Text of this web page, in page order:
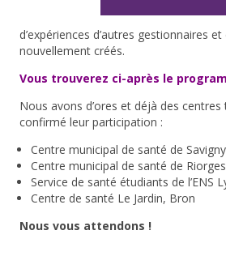
d’expériences d’autres gestionnaires
nouvellement créés.
Vous trouverez ci-après le
Nous avons d’ores et déjà des
confirmé leur participation :
Centre municipal de santé de Savigny
Centre municipal de santé de Riorges
Service de santé étudiants de l’ENS
Centre de santé Le Jardin, Bron
Nous vous attendons !